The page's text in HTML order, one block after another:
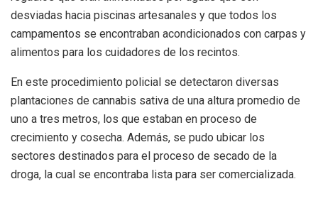
desviadas hacia piscinas artesanales y que todos los
campamentos se encontraban acondicionados con carpas y
alimentos para los cuidadores de los recintos.
En este procedimiento policial se detectaron diversas
plantaciones de cannabis sativa de una altura promedio de
uno a tres metros, los que estaban en proceso de
crecimiento y cosecha. Además, se pudo ubicar los
sectores destinados para el proceso de secado de la
droga, la cual se encontraba lista para ser comercializada.